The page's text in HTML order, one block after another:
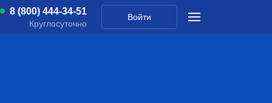
8 (800) 444-34-51
Круглосуточно
Войти